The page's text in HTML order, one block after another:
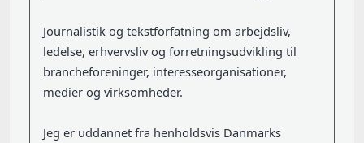
Journalistik og tekstforfatning om arbejdsliv,
ledelse, erhvervsliv og forretningsudvikling til
brancheforeninger, interesseorganisationer,
medier og virksomheder.
Jeg er uddannet fra henholdsvis Danmarks